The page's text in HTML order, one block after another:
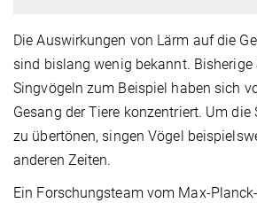
Die Auswirkungen von Lärm auf die
sind bislang wenig bekannt. Bisherige
Singvögeln zum Beispiel haben sich
Gesang der Tiere konzentriert. Um die
zu übertönen, singen Vögel
anderen Zeiten.
Ein Forschungsteam vom Max-